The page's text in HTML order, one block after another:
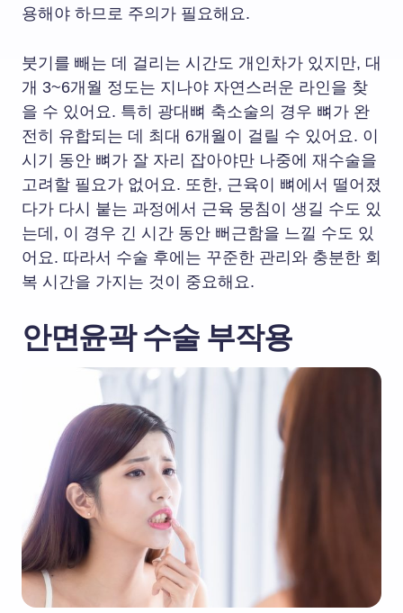
용해야 하므로 주의가 필요해요.
붓기를 빼는 데 걸리는 시간도 개인차가 있지만, 대
개 3~6개월 정도는 지나야 자연스러운 라인을 찾
을 수 있어요. 특히 광대뼈 축소술의 경우 뼈가 완
전히 유합되는 데 최대 6개월이 걸릴 수 있어요. 이
시기 동안 뼈가 잘 자리 잡아야만 나중에 재수술을
고려할 필요가 없어요. 또한, 근육이 뼈에서 떨어졌
다가 다시 붙는 과정에서 근육 뭉침이 생길 수도 있
는데, 이 경우 긴 시간 동안 뻐근함을 느낄 수도 있
어요. 따라서 수술 후에는 꾸준한 관리와 충분한 회
복 시간을 가지는 것이 중요해요.
안면윤곽 수술 부작용